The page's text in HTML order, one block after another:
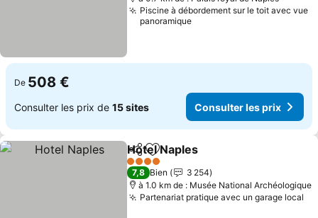
Piscine à débordement sur le toit avec vue
panoramique
De 508 €
Consulter les prix de 15 sites Consulter les prix
PartagerAjouter à mes favoris
Hotel Naples
4 Étoiles
7,8 Bien
3 254
à 1.0 km de : Musée National Archéologique
Partenariat pratique avec un garage local